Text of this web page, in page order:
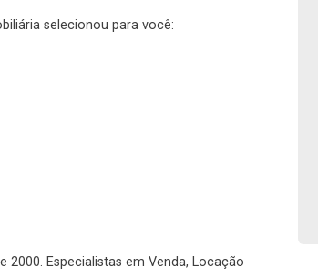
selecionou para você:
Especialistas em Venda, Locação